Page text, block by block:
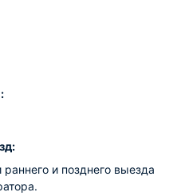
и позднего выезда